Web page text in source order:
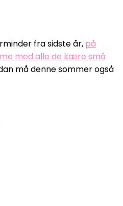
fra sidste år, på
med alle de kære små
må denne sommer også